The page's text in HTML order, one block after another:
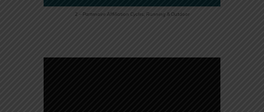
2 – Partenaire Affiliation Cycles, Running & Outdoor